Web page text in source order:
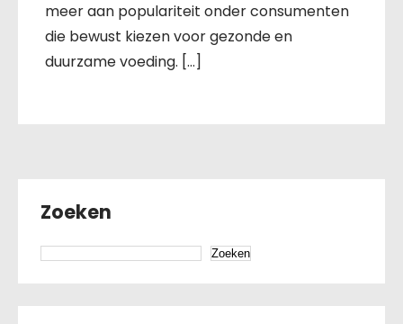
meer aan populariteit onder consumenten
die bewust kiezen voor gezonde en
duurzame voeding. […]
Zoeken
Zoeken